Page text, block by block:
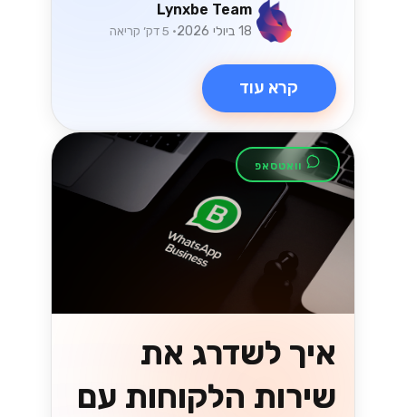
Lynxbe Team
18 ביולי 2026 • 5 דק׳ קריאה
קרא עוד
וואטסאפ
איך לשדרג את
שירות הלקוחות עם